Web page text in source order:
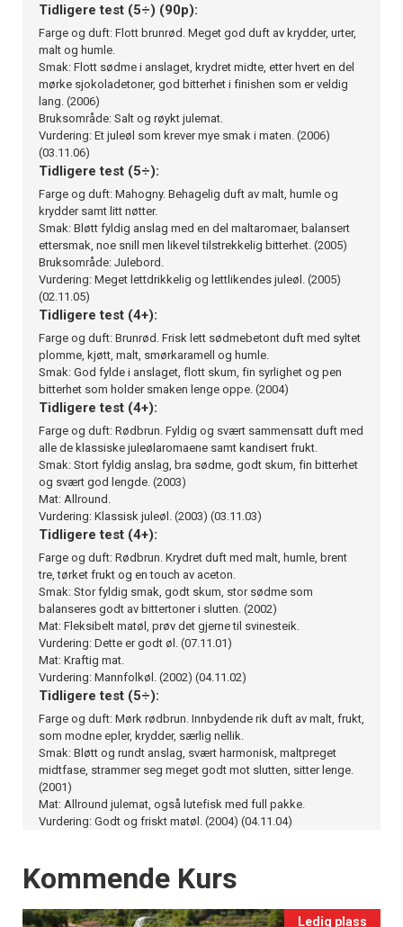
Tidligere test (5÷) (90p):
Farge og duft: Flott brunrød. Meget god duft av krydder, urter,
malt og humle.
Smak: Flott sødme i anslaget, krydret midte, etter hvert en del
mørke sjokoladetoner, god bitterhet i finishen som er veldig
lang. (2006)
Bruksområde: Salt og røykt julemat.
Vurdering: Et juleøl som krever mye smak i maten. (2006)
(03.11.06)
Tidligere test (5÷):
Farge og duft: Mahogny. Behagelig duft av malt, humle og
krydder samt litt nøtter.
Smak: Bløtt fyldig anslag med en del maltaromaer, balansert
ettersmak, noe snill men likevel tilstrekkelig bitterhet. (2005)
Bruksområde: Julebord.
Vurdering: Meget lettdrikkelig og lettlikendes juleøl. (2005)
(02.11.05)
Tidligere test (4+):
Farge og duft: Brunrød. Frisk lett sødmebetont duft med syltet
plomme, kjøtt, malt, smørkaramell og humle.
Smak: God fylde i anslaget, flott skum, fin syrlighet og pen
bitterhet som holder smaken lenge oppe. (2004)
Tidligere test (4+):
Farge og duft: Rødbrun. Fyldig og svært sammensatt duft med
alle de klassiske juleølaromaene samt kandisert frukt.
Smak: Stort fyldig anslag, bra sødme, godt skum, fin bitterhet
og svært god lengde. (2003)
Mat: Allround.
Vurdering: Klassisk juleøl. (2003) (03.11.03)
Tidligere test (4+):
Farge og duft: Rødbrun. Krydret duft med malt, humle, brent
tre, tørket frukt og en touch av aceton.
Smak: Stor fyldig smak, godt skum, stor sødme som
balanseres godt av bittertoner i slutten. (2002)
Mat: Fleksibelt matøl, prøv det gjerne til svinesteik.
Vurdering: Dette er godt øl. (07.11.01)
Mat: Kraftig mat.
Vurdering: Mannfolkøl. (2002) (04.11.02)
Tidligere test (5÷):
Farge og duft: Mørk rødbrun. Innbydende rik duft av malt, frukt,
som modne epler, krydder, særlig nellik.
Smak: Bløtt og rundt anslag, svært harmonisk, maltpreget
midtfase, strammer seg meget godt mot slutten, sitter lenge.
(2001)
Mat: Allround julemat, også lutefisk med full pakke.
Vurdering: Godt og friskt matøl. (2004) (04.11.04)
Events
Kommende Kurs
Ledig plass